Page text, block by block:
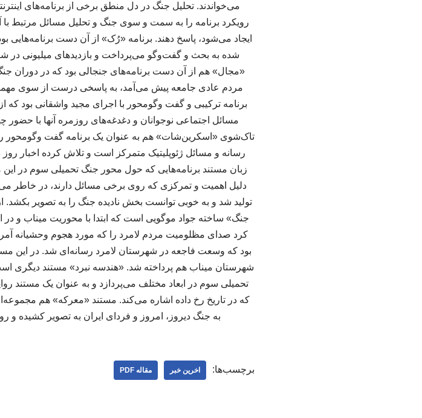
می‌خواندند. تحلیل جنگ در دل منطق برخی از برنامه‌های
رویکرد برنامه را به سمت و سوی جنگ و تحلیل مسائل مرتبط با آن
ایجاد می‌شود، پاسخ دهند. برنامه «رُک» از آن دست برنامه‌هایی
شده به بحث و گفت‌وگو می‌پرداخت و بازدیدهای میلیونی در
«مجال» هم از آن دست برنامه‌های جنجالی بود که در دوران
مردم عادی جامعه پیش می‌آمد، به پاسخی درست از سوی
برنامه ترکیبی و گفت وگومحور با اجرای مجید واشقانی بود
مسائل اجتماعی نوجوانان و دغدغه‌های روزمره آنها با
تاک‌شوی «اسکرین‌شات» هم به عنوان یک برنامه گفت
رسانه و مسائل ژئوپلیتیک متمرکز است و تلاش کرده اخبار
زبان مستند برنامه‌هایی که حول محور جنگ تحمیلی سوم در این
دلیل اهمیت و تمرکزی که روی برخی مسائل دارند، در خاطر
تولید شد و به خوبی توانست بخش نادیده جنگ را به تصویر
جنگ» ساخته جواد موگویی است که ابتدا با محوریت میناب و در
کرد صدای مظلومیت مردم لامرد را که مورد هجوم وحشیانه
بود که وسعت فاجعه در شهرستان لامرد رسانه‌ای شد. در این
شهرستان میناب هم پرداخته شد. «هندسه نبرد» مستند دیگری
تحمیلی سوم در ابعاد مختلف می‌پردازد و به عنوان یک مستند
که در تاریخ رخ داده اشاره می‌کند. مستند «معرکه» هم
به جنگ دیروز، امروز و فردای ایران به تصویر کشیده
برچسب‌ها: اخرین خبر مقاله PDF